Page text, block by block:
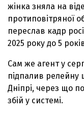
жінка зняла на
протиповітряної
переслав кадр
2025 року до 5
Сам же агент у
підпалив релейну
Дніпрі, через що
збій у системі.